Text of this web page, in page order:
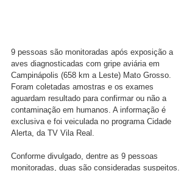
9 pessoas são monitoradas após exposição a
aves diagnosticadas com gripe aviária em
Campinápolis (658 km a Leste) Mato Grosso.
Foram coletadas amostras e os exames
aguardam resultado para confirmar ou não a
contaminação em humanos. A informação é
exclusiva e foi veiculada no programa Cidade
Alerta, da TV Vila Real.
Conforme divulgado, dentre as 9 pessoas
monitoradas, duas são consideradas suspeitos.